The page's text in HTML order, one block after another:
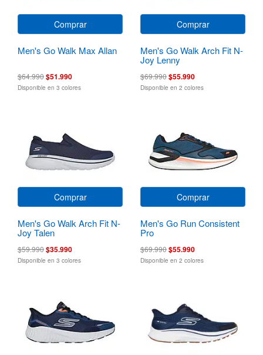
Comprar
Men's Go Walk Max Allan
$64.990$51.990
Disponible en 3 colores
Comprar
Men's Go Walk Arch Fit N-
Joy Lenny
$69.990$55.990
Disponible en 2 colores
Comprar
Men's Go Walk Arch Fit N-
Joy Talen
$59.990$35.990
Disponible en 3 colores
Comprar
Men's Go Run Consistent
Pro
$69.990$55.990
Disponible en 2 colores